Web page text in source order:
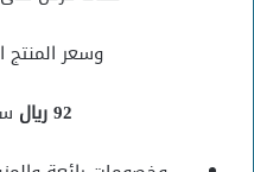
وسعر المنتج
92 ريال